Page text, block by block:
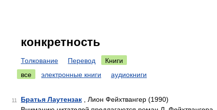
конкретность
Толкование Перевод
Книги
все
электронные книги аудиокниги
11 Братья Лаутензак , Лион Фейхтвангер (1990)